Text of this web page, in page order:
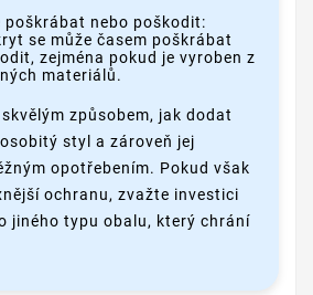
poškrábat nebo poškodit:
se může časem poškrábat
zejména pokud je vyroben z
materiálů.
způsobem, jak dodat
styl a zároveň jej
opotřebením. Pokud však
ochranu, zvažte investici
jiného typu obalu, který chrání